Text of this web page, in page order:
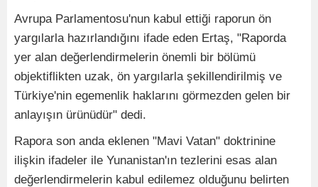
Avrupa Parlamentosu'nun kabul ettiği raporun ön
yargılarla hazırlandığını ifade eden Ertaş, "Raporda
yer alan değerlendirmelerin önemli bir bölümü
objektiflikten uzak, ön yargılarla şekillendirilmiş ve
Türkiye'nin egemenlik haklarını görmezden gelen bir
anlayışın ürünüdür" dedi.
Rapora son anda eklenen "Mavi Vatan" doktrinine
ilişkin ifadeler ile Yunanistan'ın tezlerini esas alan
değerlendirmelerin kabul edilemez olduğunu belirten